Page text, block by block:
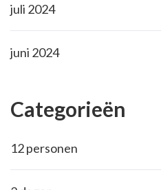
juli 2024
juni 2024
Categorieën
12 personen